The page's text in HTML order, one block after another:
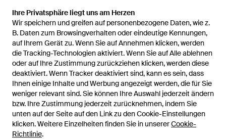
Ihre Privatsphäre liegt uns am Herzen
Wir speichern und greifen auf personenbezogene Daten, wie z.
B. Daten zum Browsingverhalten oder eindeutige Kennungen,
auf Ihrem Gerät zu. Wenn Sie auf Annehmen klicken, werden
die Tracking-Technologien aktiviert. Wenn Sie auf Alle ablehnen
oder auf Ihre Zustimmung zurückziehen klicken, werden diese
deaktiviert. Wenn Tracker deaktiviert sind, kann es sein, dass
Ihnen einige Inhalte und Werbung angezeigt werden, die für Sie
weniger relevant sind. Sie können Ihre Auswahl jederzeit ändern
bzw. Ihre Zustimmung jederzeit zurücknehmen, indem Sie
unten auf der Seite auf den Link zu den Cookie-Einstellungen
klicken. Weitere Einzelheiten finden Sie in unsererCookie-
Richtlinie.
Ihre Privatsphäre liegt uns am Herzen
Wir speichern und greifen auf personenbezogene Daten, wie z.
B. Daten zum Browsingverhalten oder eindeutige Kennungen,
auf Ihrem Gerät zu. Wenn Sie auf Annehmen klicken, werden
die Tracking-Technologien aktiviert. Wenn Sie auf Alle ablehnen
oder auf Ihre Zustimmung zurückziehen klicken, werden diese
deaktiviert. Wenn Tracker deaktiviert sind, kann es sein, dass
Ihnen einige Inhalte und Werbung angezeigt werden, die für Sie
weniger relevant sind. Sie können Ihre Auswahl jederzeit ändern
bzw. Ihre Zustimmung jederzeit zurücknehmen, indem Sie
unten auf der Seite auf den Link zu den Cookie-Einstellungen
klicken. Weitere Einzelheiten finden Sie in unsererCookie-
Richtlinie.
400 €
Loewe
Baseballkappe Mit Logo-
Stickerei - Natur
VonFARFETCH
450 €
Loewe
Schal Anagram Aus Wolle Und
Kaschmir - Braun
VonMytheresa